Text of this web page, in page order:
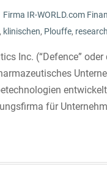
Firma IR-WORLD.com
, klinischen, Plouffe, research
Inc. (“Defence” oder
für